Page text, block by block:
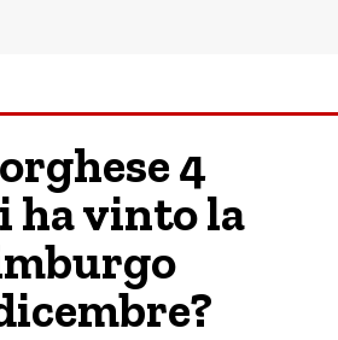
4
ha vinto la